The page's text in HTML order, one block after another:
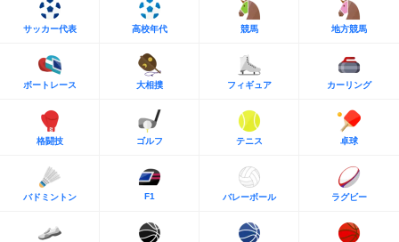
サッカー代表 高校年代 競馬 地方競馬
ボートレース 大相撲 フィギュア カーリング
格闘技 ゴルフ テニス 卓球
バドミントン F1 バレーボール ラグビー